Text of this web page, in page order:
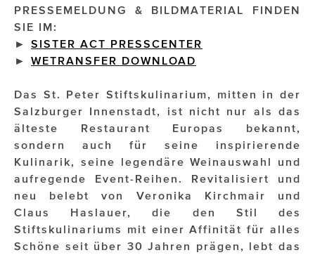
JUWELIER WAGNER
Merz Aesthetics
NEVER AGE NUTRITION
Nina Kraft – Kraft Media Minds
NORMAL
OTTO AM DONAUKANAL
PRESSEMELDUNG & BILDMATERIAL FINDEN
SIE IM:
► SISTER ACT PRESSCENTER
► WETRANSFER DOWNLOAD
Das St. Peter Stiftskulinarium, mitten in der
Salzburger Innenstadt, ist nicht nur als das
älteste Restaurant Europas bekannt,
sondern auch für seine inspirierende
Kulinarik, seine legendäre Weinauswahl und
aufregende Event-Reihen. Revitalisiert und
neu belebt von Veronika Kirchmair und
Claus Haslauer, die den Stil des
Stiftskulinariums mit einer Affinität für alles
Schöne seit über 30 Jahren prägen, lebt das